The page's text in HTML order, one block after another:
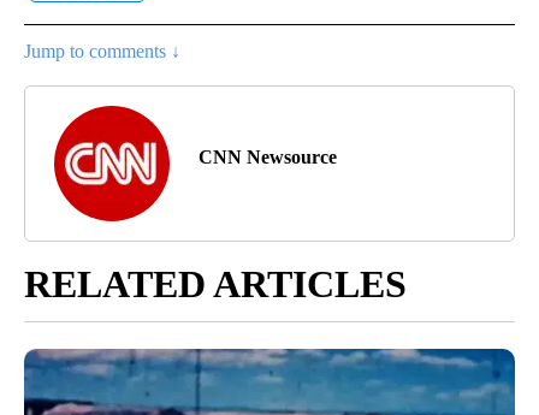
Jump to comments ↓
CNN Newsource
RELATED ARTICLES